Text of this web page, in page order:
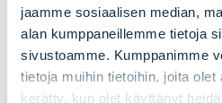
jaamme sosiaalisen median,
alan kumppaneillemme tietoja
sivustoamme. Kumppanimme
tietoja muihin tietoihin, joita olet
kerätty, kun olet käyttänyt
voidaan nostaa
poikkeustoimin noin
Vaalien jälkeinen
vaikuttaa olennaisesti